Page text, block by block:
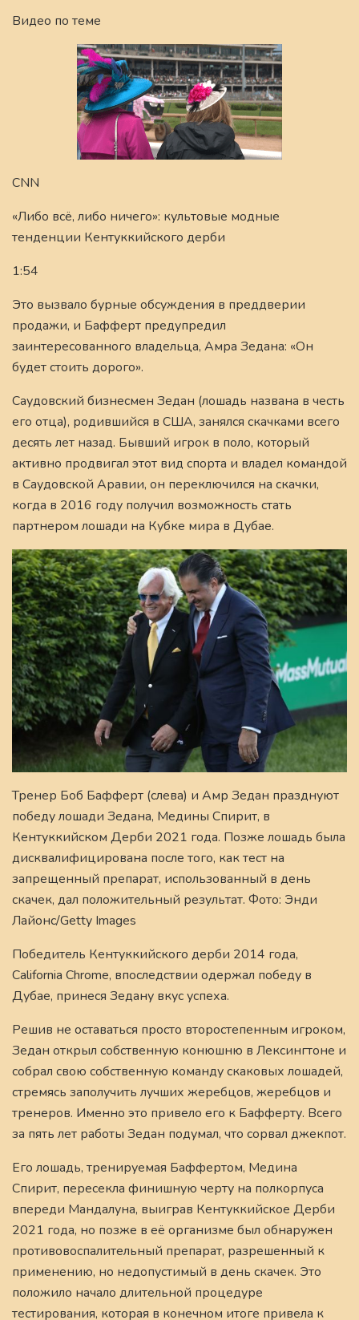
Видео по теме
CNN
«Либо всё, либо ничего»: культовые модные
тенденции Кентуккийского дерби
1:54
Это вызвало бурные обсуждения в преддверии
продажи, и Бафферт предупредил
заинтересованного владельца, Амра Зедана: «Он
будет стоить дорого».
Саудовский бизнесмен Зедан (лошадь названа в честь
его отца), родившийся в США, занялся скачками всего
десять лет назад. Бывший игрок в поло, который
активно продвигал этот вид спорта и владел командой
в Саудовской Аравии, он переключился на скачки,
когда в 2016 году получил возможность стать
партнером лошади на Кубке мира в Дубае.
Тренер Боб Бафферт (слева) и Амр Зедан празднуют
победу лошади Зедана, Медины Спирит, в
Кентуккийском Дерби 2021 года. Позже лошадь была
дисквалифицирована после того, как тест на
запрещенный препарат, использованный в день
скачек, дал положительный результат. Фото: Энди
Лайонс/Getty Images
Победитель Кентуккийского дерби 2014 года,
California Chrome, впоследствии одержал победу в
Дубае, принеся Зедану вкус успеха.
Решив не оставаться просто второстепенным игроком,
Зедан открыл собственную конюшню в Лексингтоне и
собрал свою собственную команду скаковых лошадей,
стремясь заполучить лучших жеребцов, жеребцов и
тренеров. Именно это привело его к Бафферту. Всего
за пять лет работы Зедан подумал, что сорвал джекпот.
Его лошадь, тренируемая Баффертом, Медина
Спирит, пересекла финишную черту на полкорпуса
впереди Мандалуна, выиграв Кентуккийское Дерби
2021 года, но позже в её организме был обнаружен
противовоспалительный препарат, разрешенный к
применению, но недопустимый в день скачек. Это
положило начало длительной процедуре
тестирования, которая в конечном итоге привела к